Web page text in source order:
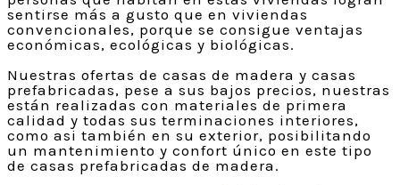
sentirse más a gusto que en viviendas
convencionales, porque se consigue ventajas
económicas, ecológicas y biológicas.
Nuestras ofertas de casas de madera y casas
prefabricadas, pese a sus bajos precios, nuestras
están realizadas con materiales de primera
calidad y todas sus terminaciones interiores,
como asi también en su exterior, posibilitando
un mantenimiento y confort único en este tipo
de casas prefabricadas de madera.